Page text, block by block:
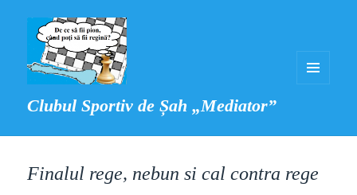
Clubul Sportiv de Șah „Mediator”
Finalul rege, nebun si cal contra rege